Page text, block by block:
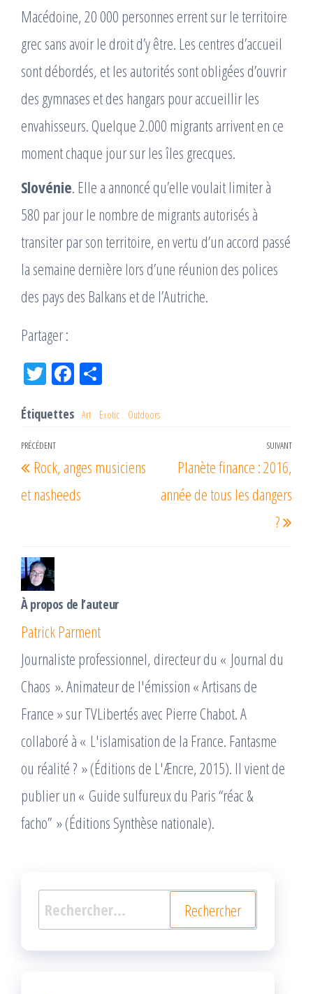
Macédoine, 20 000 personnes errent sur le territoire
grec sans avoir le droit dʼy être. Les centres dʼaccueil
sont débordés, et les autorités sont obligées dʼouvrir
des gymnases et des hangars pour accueillir les
envahisseurs. Quelque 2.000 migrants arrivent en ce
moment chaque jour sur les îles grecques.
Slovénie. Elle a annoncé qu’elle voulait limiter à
580 par jour le nombre de migrants autorisés à
transiter par son territoire, en vertu d’un accord passé
la semaine dernière lors d’une réunion des polices
des pays des Balkans et de l’Autriche.
Partager :
Tw
er
Fac
oo ge
Étiquettes Art Exotic Outdoors
Navigation
de
l’article
Article
précédent
PRÉCÉDENT
Rock, anges musiciens
et nasheeds
SUIVANT
Planète finance : 2016,
année de tous les dangers
?
À propos de l’auteur
Patrick Parment
Journaliste professionnel, directeur du « Journal du
Chaos ». Animateur de l'émission « Artisans de
France » sur TVLibertés avec Pierre Chabot. A
collaboré à « L'islamisation de la France. Fantasme
ou réalité ? » (Éditions de L'Æncre, 2015). Il vient de
publier un « Guide sulfureux du Paris “réac &
facho” » (Éditions Synthèse nationale).
Rechercher :